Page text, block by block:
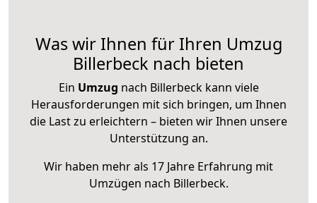
Was wir Ihnen für Ihren Umzug
Billerbeck nach bieten
Ein Umzug nach Billerbeck kann viele
Herausforderungen mit sich bringen, um Ihnen
die Last zu erleichtern – bieten wir Ihnen unsere
Unterstützung an.
Wir haben mehr als 17 Jahre Erfahrung mit
Umzügen nach Billerbeck.